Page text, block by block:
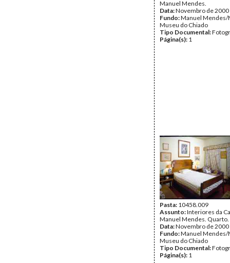
Manuel Mendes.
Data:Novembro de 2000
Fundo:Manuel Mendes/
Museu do Chiado
Tipo Documental:
Página(s): 1
Pasta: 10458.009
Assunto:Interiores da
Manuel Mendes. Quarto.
Data:Novembro de 2000
Fundo:Manuel Mendes/
Museu do Chiado
Tipo Documental:
Página(s): 1